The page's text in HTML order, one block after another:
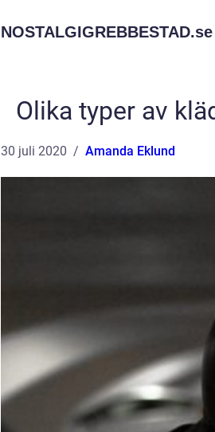
NOSTALGIGREBBESTAD.se
Olika typer av
30 juli 2020 Amanda Eklund